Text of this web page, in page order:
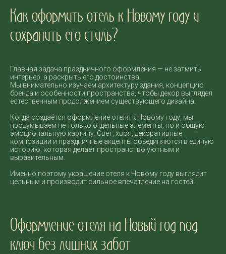
Как оформить отель к Новому году и
сохранить его стиль?
Главная задача праздничного оформления — не затмить
интерьер, а раскрыть его достоинства.
Мы внимательно изучаем архитектуру здания, концепцию
бренда и особенности пространства, чтобы декор выглядел
естественным продолжением существующего дизайна.
Когда создаётся оформление отеля к Новому году, мы
продумываем не только отдельные элементы, но и общую
эмоциональную картину. Свет, хвоя, декоративные
композиции и праздничные акценты объединяются в единую
историю, которая делает пространство уютным и
выразительным.
Именно поэтому украшение отеля к Новому году выглядит
цельным и производит сильное впечатление на гостей.
Оформление отеля на Новый год под
ключ без лишних забот